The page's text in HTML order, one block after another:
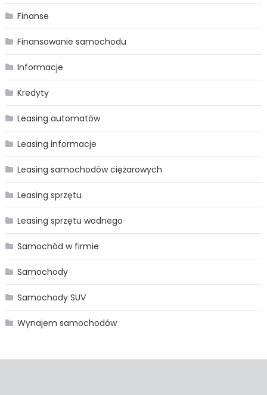
Finanse
Finansowanie samochodu
Informacje
Kredyty
Leasing automatów
Leasing informacje
Leasing samochodów ciężarowych
Leasing sprzętu
Leasing sprzętu wodnego
Samochód w firmie
Samochody
Samochody SUV
Wynajem samochodów